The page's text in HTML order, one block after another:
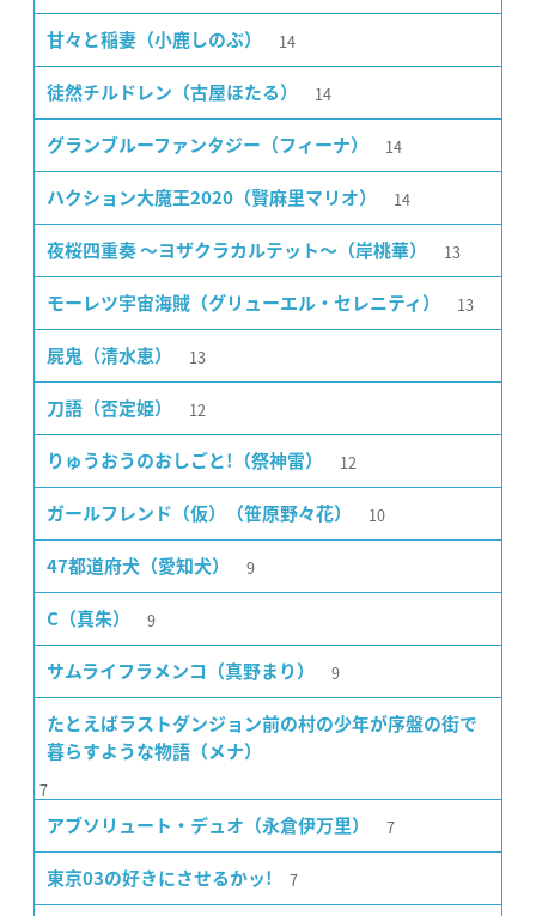
甘々と稲妻（小鹿しのぶ） 14
徒然チルドレン（古屋ほたる） 14
グランブルーファンタジー（フィーナ） 14
ハクション大魔王2020（賢麻里マリオ） 14
夜桜四重奏 〜ヨザクラカルテット〜（岸桃華） 13
モーレツ宇宙海賊（グリューエル・セレニティ） 13
屍鬼（清水恵） 13
刀語（否定姫） 12
りゅうおうのおしごと!（祭神雷） 12
ガールフレンド（仮）（笹原野々花） 10
47都道府犬（愛知犬） 9
C（真朱） 9
サムライフラメンコ（真野まり） 9
たとえばラストダンジョン前の村の少年が序盤の街で
暮らすような物語（メナ）
7
アブソリュート・デュオ（永倉伊万里） 7
東京03の好きにさせるかッ! 7